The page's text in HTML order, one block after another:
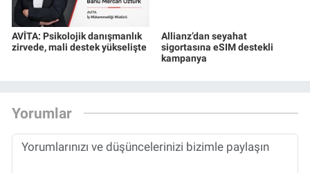
AVİTA: Psikolojik danışmanlık
zirvede, mali destek yükselişte
Allianz’dan seyahat
sigortasına eSIM destekli
kampanya
Yorumlar